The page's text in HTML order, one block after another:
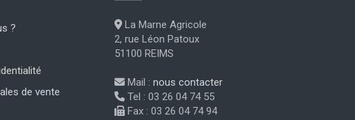
?
de vente
La Marne Agricole
2, rue Léon Patoux
51100 REIMS
Mail : nous contacter
Tel : 03 26 04 74 55
Fax : 03 26 04 74 94